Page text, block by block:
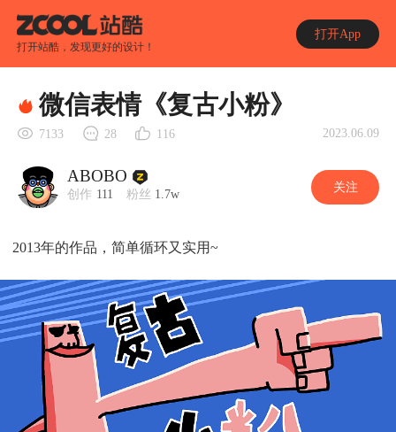
打开站酷，发现更好的设计！
打开App
微信表情《复古小粉》
7133 28 116 2023.06.09
ABOBO
创作 111 粉丝 1.7w 关注
2013年的作品，简单循环又实用~